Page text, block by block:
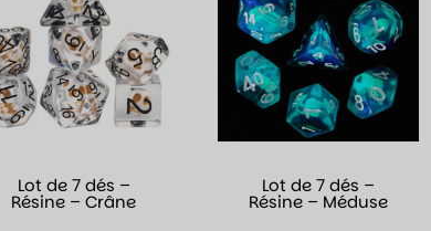
Lot de 7 dés –
Résine – Crâne
Lot de 7 dés –
Résine – Méduse